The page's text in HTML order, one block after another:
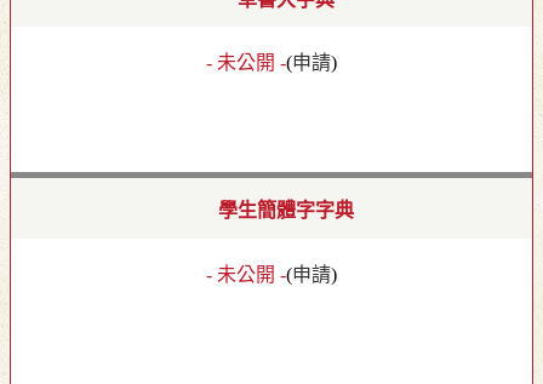
- 未公開 -(申請)
學生簡體字字典
- 未公開 -(申請)